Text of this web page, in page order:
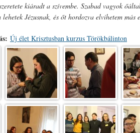
kiáradt a szívembe. Szabad vagyok
Jézusnak, és őt hordozva elvihetem más
Új élet Krisztusban kurzus Törökbálinton